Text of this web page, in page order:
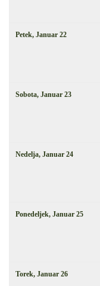
Petek, Januar 22
Sobota, Januar 23
Nedelja, Januar 24
Ponedeljek, Januar 25
Torek, Januar 26